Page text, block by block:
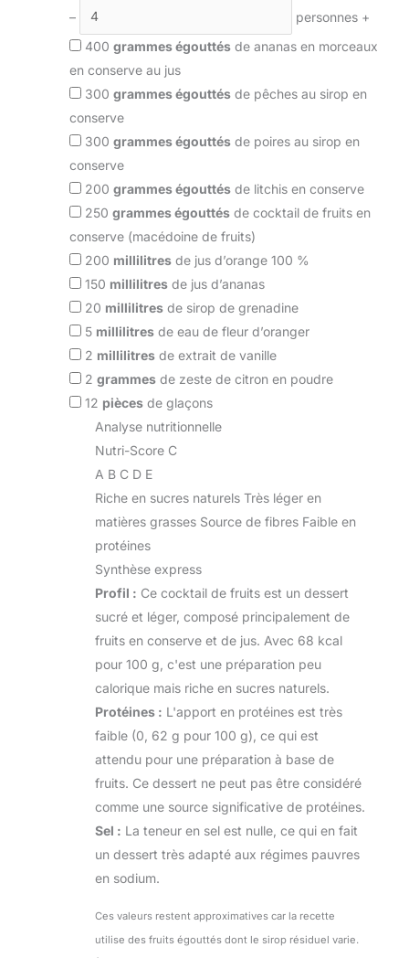
–
personnes +
400 grammes égouttés de ananas en morceaux
en conserve au jus
300 grammes égouttés de pêches au sirop en
conserve
300 grammes égouttés de poires au sirop en
conserve
200 grammes égouttés de litchis en conserve
250 grammes égouttés de cocktail de fruits en
conserve (macédoine de fruits)
200 millilitres de jus d’orange 100 %
150 millilitres de jus d’ananas
20 millilitres de sirop de grenadine
5 millilitres de eau de fleur d’oranger
2 millilitres de extrait de vanille
2 grammes de zeste de citron en poudre
12 pièces de glaçons
Analyse nutritionnelle
Nutri-Score C
A B C D E
Riche en sucres naturels Très léger en
matières grasses Source de fibres Faible en
protéines
Synthèse express
Profil : Ce cocktail de fruits est un dessert
sucré et léger, composé principalement de
fruits en conserve et de jus. Avec 68 kcal
pour 100 g, c'est une préparation peu
calorique mais riche en sucres naturels.
Protéines : L'apport en protéines est très
faible (0, 62 g pour 100 g), ce qui est
attendu pour une préparation à base de
fruits. Ce dessert ne peut pas être considéré
comme une source significative de protéines.
Sel : La teneur en sel est nulle, ce qui en fait
un dessert très adapté aux régimes pauvres
en sodium.
Ces valeurs restent approximatives car la recette
utilise des fruits égouttés dont le sirop résiduel varie.